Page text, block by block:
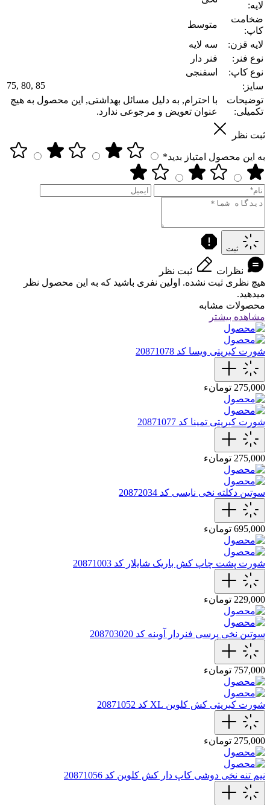
لایه:
ضخامت
کاپ:
متوسط
لایه قزن:
سه لایه
نوع فنر:
فنر دار
نوع کاپ:
اسفنجی
سایز:
75, 80, 85
توضیحات
تکمیلی:
با احترام, به دلیل مسائل بهداشتی, این محصول به هیچ
عنوان تعویض و مرجوعی ندارد.
ثبت نظر
به این محصول امتیاز بدید*
ثبت
نظرات
ثبت نظر
هیچ نظری ثبت نشده. اولین نفری باشید که به این محصول نظر
میدهید.
محصولات مشابه
مشاهده بیشتر
شورت کبریتی ویسا کد 20871078
275,000 تومانء
شورت کبریتی تمینا کد 20871077
275,000 تومانء
سوتین دکلته نخی نایسی کد 20872034
695,000 تومانء
شورت پشت چاپ کش باریک شایلار کد 20871003
229,000 تومانء
سوتین نخی پرسی فنردار آوینه کد 208703020
757,000 تومانء
شورت کبریتی کش کلوین XL کد 20871052
275,000 تومانء
نیم تنه نخی دوشی کاپ دار کش کلوین کد 20871056